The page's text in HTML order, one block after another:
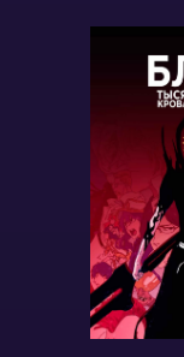
216